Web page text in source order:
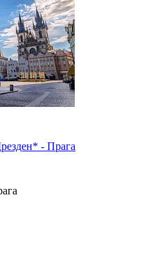
- Прага